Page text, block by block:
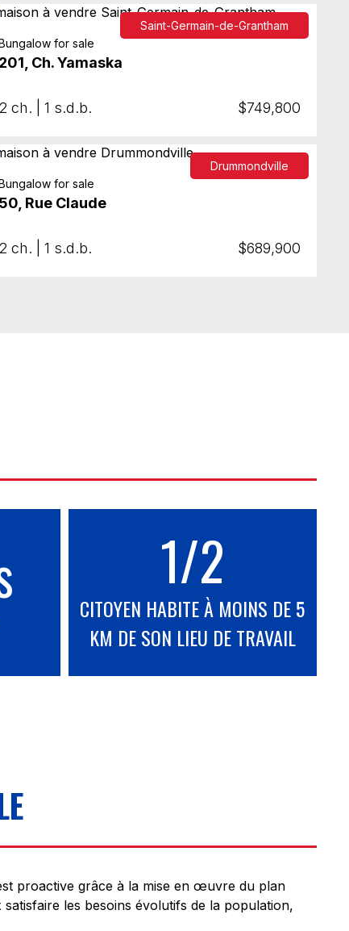
Saint-Germain-de-Grantham
for sale
201, Ch. Yamaska
2 ch. | 1 s.d.b. $749,800
Drummondville
for sale
50, Rue Claude
2 ch. | 1 s.d.b. $689,900
1/2
CITOYEN HABITE À MOINS DE 5
KM DE SON LIEU DE TRAVAIL
proactive grâce à la mise en œuvre du plan
satisfaire les besoins évolutifs de la population,